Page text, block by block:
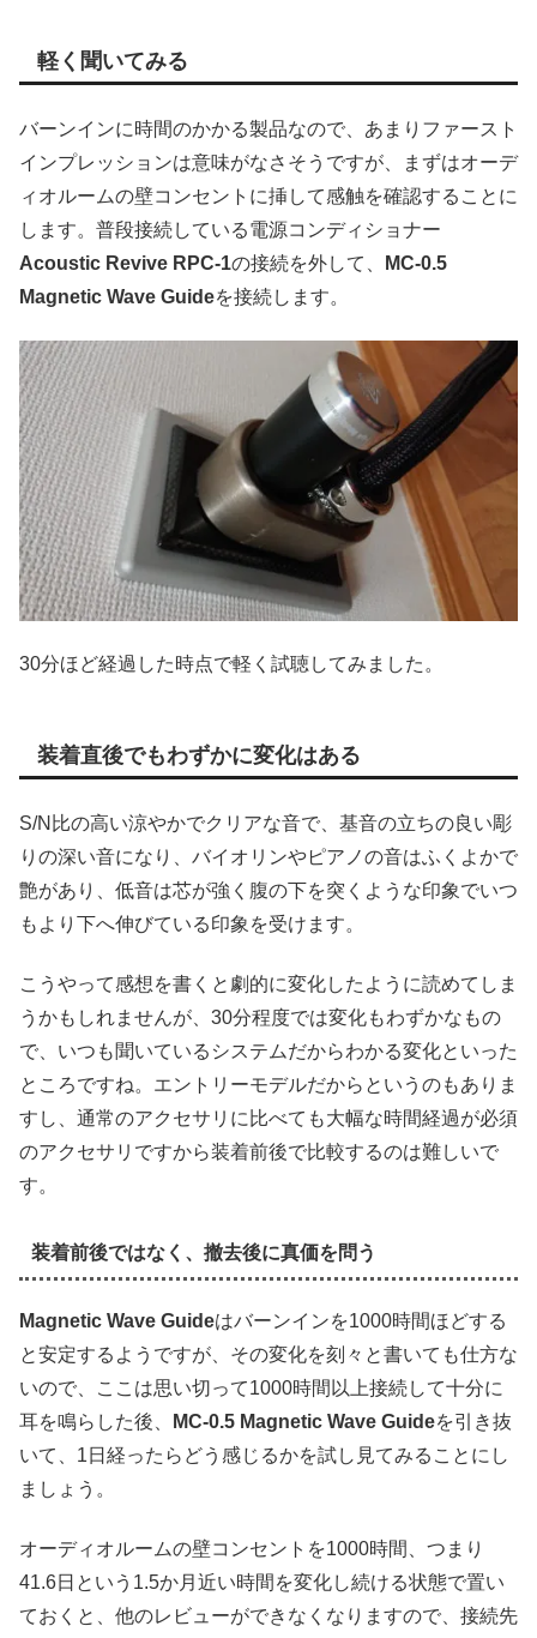
軽く聞いてみる
バーンインに時間のかかる製品なので、あまりファースト
インプレッションは意味がなさそうですが、まずはオーデ
ィオルームの壁コンセントに挿して感触を確認することに
します。普段接続している電源コンディショナー
Acoustic Revive RPC-1の接続を外して、
MC-0.5
Magnetic Wave Guideを接続します。
30分ほど経過した時点で軽く試聴してみました。
装着直後でもわずかに変化はある
S/N比の高い涼やかでクリアな音で、基音の立ちの良い彫
りの深い音になり、バイオリンやピアノの音はふくよかで
艶があり、低音は芯が強く腹の下を突くような印象でいつ
もより下へ伸びている印象を受けます。
こうやって感想を書くと劇的に変化したように読めてしま
うかもしれませんが、30分程度では変化もわずかなもの
で、いつも聞いているシステムだからわかる変化といった
ところですね。エントリーモデルだからというのもありま
すし、通常のアクセサリに比べても大幅な時間経過が必須
のアクセサリですから装着前後で比較するのは難しいで
す。
装着前後ではなく、撤去後に真価を問う
Magnetic Wave Guideはバーンインを1000時間ほどする
と安定するようですが、その変化を刻々と書いても仕方な
いので、ここは思い切って1000時間以上接続して十分に
耳を鳴らした後、
MC-0.5 Magnetic Wave Guideを引き抜
いて、1日経ったらどう感じるかを試し見てみることにし
ましょう。
オーディオルームの壁コンセントを1000時間、つまり
41.6日という1.5か月近い時間を変化し続ける状態で置い
ておくと、他のレビューができなくなりますので、接続先